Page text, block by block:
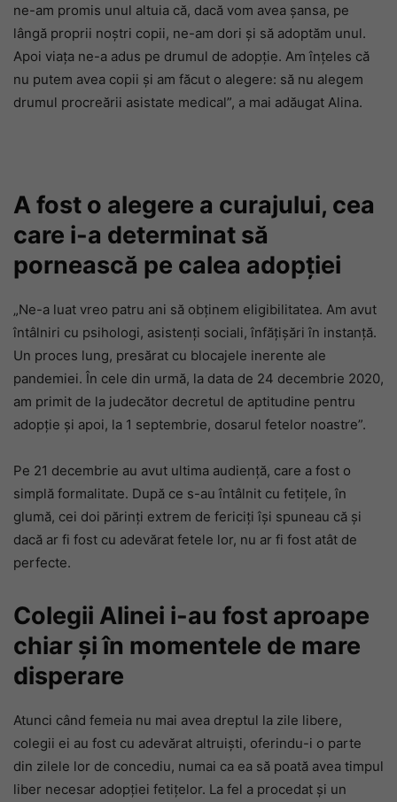
ne-am promis unul altuia că, dacă vom avea șansa, pe
lângă proprii noștri copii, ne-am dori și să adoptăm unul.
Apoi viața ne-a adus pe drumul de adopție. Am înțeles că
nu putem avea copii și am făcut o alegere: să nu alegem
drumul procreării asistate medical”, a mai adăugat Alina.
A fost o alegere a curajului, cea
care i-a determinat să
pornească pe calea adopției
„Ne-a luat vreo patru ani să obținem eligibilitatea. Am avut
întâlniri cu psihologi, asistenți sociali, înfățișări în instanță.
Un proces lung, presărat cu blocajele inerente ale
pandemiei. În cele din urmă, la data de 24 decembrie 2020,
am primit de la judecător decretul de aptitudine pentru
adopție și apoi, la 1 septembrie, dosarul fetelor noastre”.
Pe 21 decembrie au avut ultima audiență, care a fost o
simplă formalitate. După ce s-au întâlnit cu fetițele, în
glumă, cei doi părinți extrem de fericiți își spuneau că și
dacă ar fi fost cu adevărat fetele lor, nu ar fi fost atât de
perfecte.
Colegii Alinei i-au fost aproape
chiar și în momentele de mare
disperare
Atunci când femeia nu mai avea dreptul la zile libere,
colegii ei au fost cu adevărat altruiști, oferindu-i o parte
din zilele lor de concediu, numai ca ea să poată avea timpul
liber necesar adopției fetițelor. La fel a procedat și un